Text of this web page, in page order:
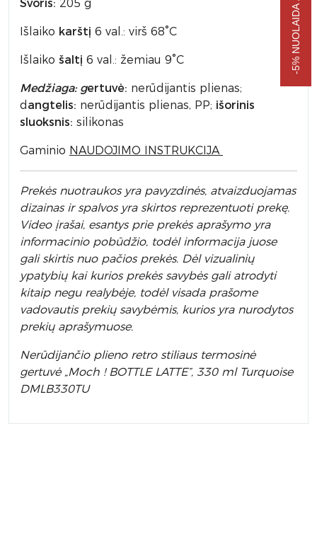
Svoris: 205 g
Išlaiko karštį 6 val.: virš 68°C
Išlaiko šaltį 6 val.: žemiau 9°C
Medžiaga: gertuvė: nerūdijantis plienas;
d angtelis: nerūdijantis plienas, PP; išorinis
sluoksnis: silikonas
Gaminio NAUDOJIMO INSTRUKCIJA
Prekės nuotraukos yra pavyzdinės, atvaizduojamas
dizainas ir spalvos yra skirtos reprezentuoti prekę.
Video įrašai, esantys prie prekės aprašymo yra
informacinio pobūdžio, todėl informacija juose
gali skirtis nuo pačios prekės. Dėl vizualinių
ypatybių kai kurios prekės savybės gali atrodyti
kitaip negu realybėje, todėl visada prašome
vadovautis prekių savybėmis, kurios yra nurodytos
prekių aprašymuose.
Nerūdijančio plieno retro stiliaus termosinė
gertuvė „Moch ! BOTTLE LATTE”, 330 ml Turquoise
DMLB330TU